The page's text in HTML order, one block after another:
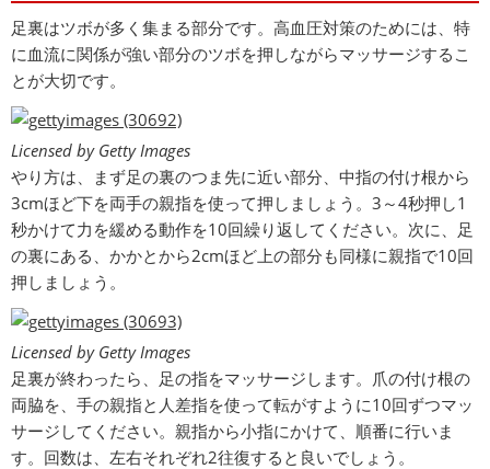
足裏はツボが多く集まる部分です。高血圧対策のためには、特
に血流に関係が強い部分のツボを押しながらマッサージするこ
とが大切です。
Licensed by Getty Images
やり方は、まず足の裏のつま先に近い部分、中指の付け根から
3cmほど下を両手の親指を使って押しましょう。3～4秒押し1
秒かけて力を緩める動作を10回繰り返してください。次に、足
の裏にある、かかとから2cmほど上の部分も同様に親指で10回
押しましょう。
Licensed by Getty Images
足裏が終わったら、足の指をマッサージします。爪の付け根の
両脇を、手の親指と人差指を使って転がすように10回ずつマッ
サージしてください。親指から小指にかけて、順番に行いま
す。回数は、左右それぞれ2往復すると良いでしょう。